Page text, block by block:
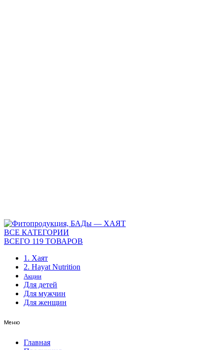
ВСЕ КАТЕГОРИИ
ВСЕГО 119 ТОВАРОВ
1. Хаят
2. Hayat Nutrition
Акции
Для детей
Для мужчин
Для женщин
Меню
Главная